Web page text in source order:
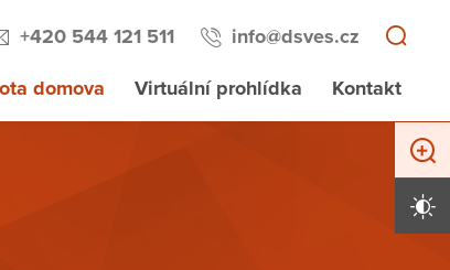
+420 544 121 511 info@dsves.cz
domova Virtuální prohlídka Kontakt